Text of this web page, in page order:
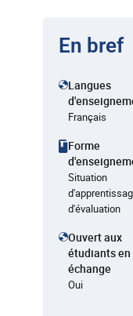
En bref
Langues
Français
Forme
Situation
d'évaluation
Ouvert aux
étudiants en
échange
Oui